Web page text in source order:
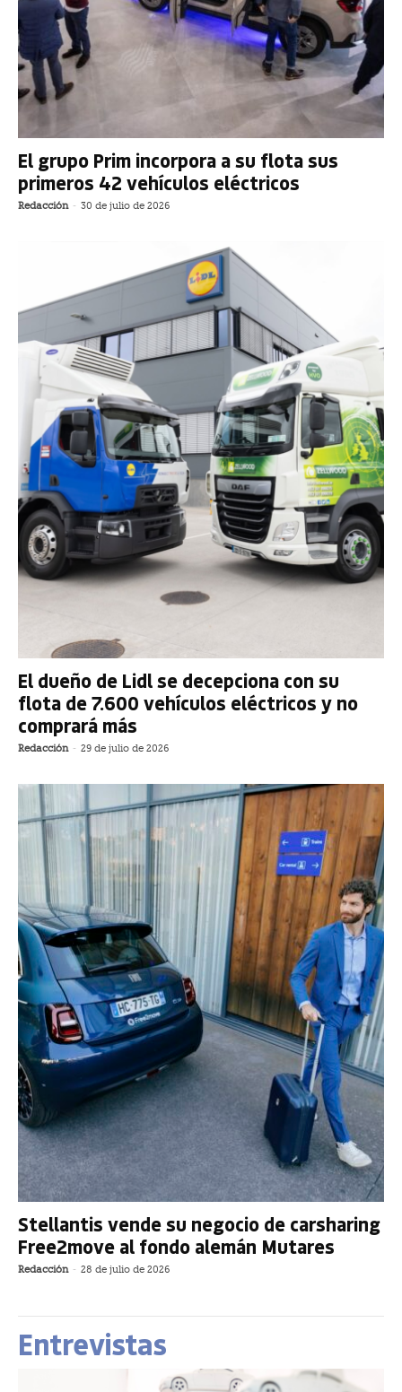
El grupo Prim incorpora a su flota sus
primeros 42 vehículos eléctricos
Redacción - 30 de julio de 2026
El dueño de Lidl se decepciona con su
flota de 7.600 vehículos eléctricos y no
comprará más
Redacción - 29 de julio de 2026
Stellantis vende su negocio de carsharing
Free2move al fondo alemán Mutares
Redacción - 28 de julio de 2026
Entrevistas